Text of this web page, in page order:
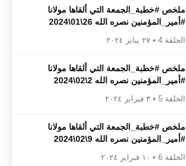
ملخص #خطبة_الجمعة​​​​​​​​​​​​​​ التي ألقاها مولانا
#أمير_المؤمنين​​​​​​​​​​​​​​ نصره الله 26\01\2024
الحلقة 4 • ٢٧ يناير ٢٠٢٤
ملخص #خطبة_الجمعة​​​​​​​​​​​​​​ التي ألقاها مولانا
#أمير_المؤمنين​​​​​​​​​​​​​​ نصره الله 2\02\2024
الحلقة 5 • ٣ فبراير ٢٠٢٤
ملخص #خطبة_الجمعة​​​​​​​​​​​​​​ التي ألقاها مولانا
#أمير_المؤمنين​​​​​​​​​​​​​​ نصره الله 9\02\2024
الحلقة 6 • ١٠ فبراير ٢٠٢٤